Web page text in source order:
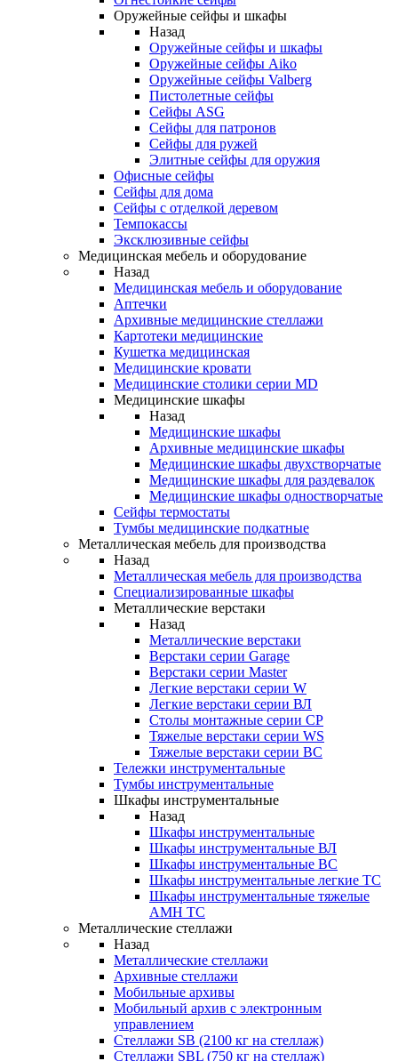
Оружейные сейфы и шкафы
Назад
Оружейные сейфы и шкафы
Оружейные сейфы Aiko
Оружейные сейфы Valberg
Пистолетные сейфы
Сейфы ASG
Сейфы для патронов
Сейфы для ружей
Элитные сейфы для оружия
Офисные сейфы
Сейфы для дома
Сейфы с отделкой деревом
Темпокассы
Эксклюзивные сейфы
Медицинская мебель и оборудование
Назад
Медицинская мебель и оборудование
Аптечки
Архивные медицинские стеллажи
Картотеки медицинские
Кушетка медицинская
Медицинские кровати
Медицинские столики серии MD
Медицинские шкафы
Назад
Медицинские шкафы
Архивные медицинские шкафы
Медицинские шкафы двухстворчатые
Медицинские шкафы для раздевалок
Медицинские шкафы одностворчатые
Сейфы термостаты
Тумбы медицинские подкатные
Металлическая мебель для производства
Назад
Металлическая мебель для производства
Cпециализированные шкафы
Металлические верстаки
Назад
Металлические верстаки
Верстаки серии Garage
Верстаки серии Master
Легкие верстаки серии W
Легкие верстаки серии ВЛ
Столы монтажные серии СР
Тяжелые верстаки серии WS
Тяжелые верстаки серии ВС
Тележки инструментальные
Тумбы инструментальные
Шкафы инструментальные
Назад
Шкафы инструментальные
Шкафы инструментальные ВЛ
Шкафы инструментальные ВС
Шкафы инструментальные легкие ТС
Шкафы инструментальные тяжелые
AMH TC
Металлические стеллажи
Назад
Металлические стеллажи
Архивные стеллажи
Мобильные архивы
Мобильный архив с электронным
управлением
Стеллажи SB (2100 кг на стеллаж)
Стеллажи SBL (750 кг на стеллаж)